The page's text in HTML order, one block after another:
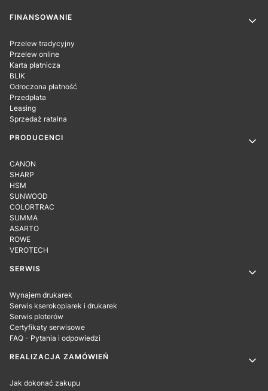
Linki w stopce
FINANSOWANIE
Przelew tradycyjny
Przelew online
Karta płatnicza
BLIK
Odroczona płatność
Przedpłata
Leasing
Sprzedaż ratalna
PRODUCENCI
CANON
SHARP
HSM
SUNWOOD
COLORTRAC
SUMMA
ASARTO
ROWE
VEROTECH
SERWIS
Wynajem drukarek
Serwis kserokopiarek i drukarek
Serwis ploterów
Certyfikaty serwisowe
FAQ - Pytania i odpowiedzi
REALIZACJA ZAMÓWIEŃ
Jak dokonać zakupu